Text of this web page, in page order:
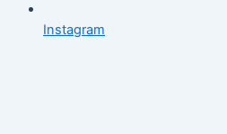
Instagram